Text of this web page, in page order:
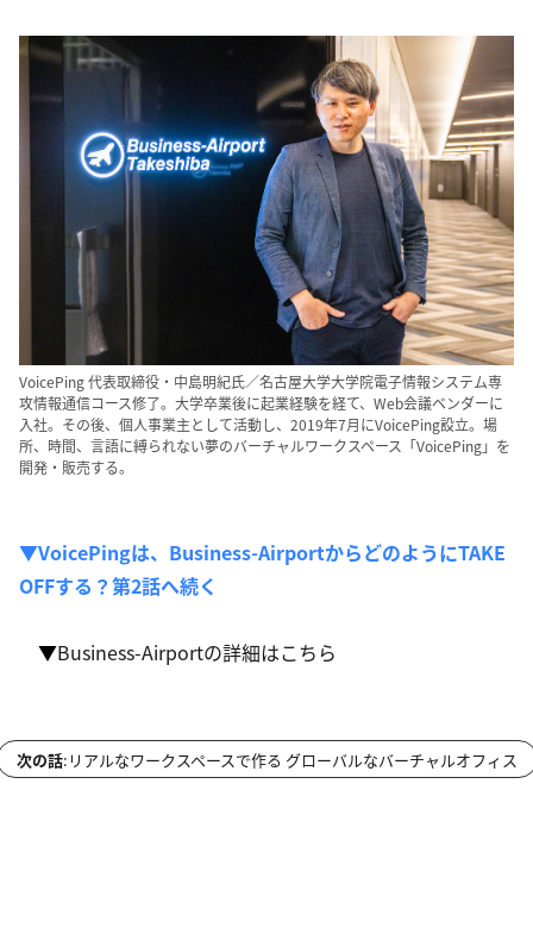
VoicePing 代表取締役・中島明紀氏／名古屋大学大学院電子情報システム専
攻情報通信コース修了。大学卒業後に起業経験を経て、Web会議ベンダーに
入社。その後、個人事業主として活動し、2019年7月にVoicePing設立。場
所、時間、言語に縛られない夢のバーチャルワークスペース「VoicePing」を
開発・販売する。
▼VoicePingは、Business-AirportからどのようにTAKE
OFFする？第2話へ続く
▼Business-Airportの詳細はこちら
次の話:リアルなワークスペースで作る グローバルなバーチャルオフィス